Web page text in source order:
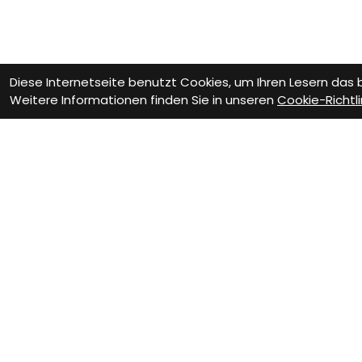
Diese Internetseite benutzt Cookies, um Ihren Lesern
Weitere Informationen finden Sie in unseren Cookie-